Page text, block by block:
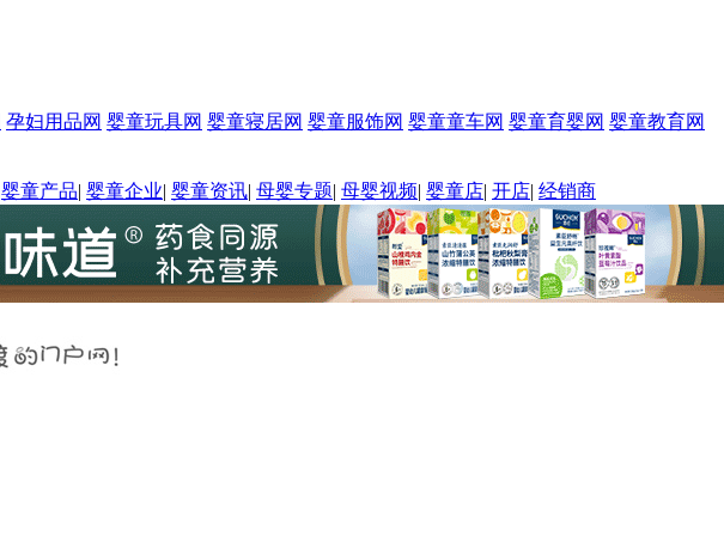
孕妇用品网 婴童玩具网 婴童寝居网 婴童服饰网 婴童童车网 婴童育婴网 婴童教育网
婴童产品| 婴童企业| 婴童资讯| 母婴专题| 母婴视频| 婴童店| 开店| 经销商